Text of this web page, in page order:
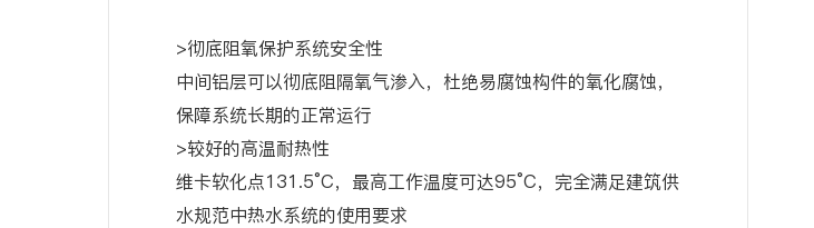
>彻底阻氧保护系统安全性
中间铝层可以彻底阻隔氧气渗入，杜绝易腐蚀构件的氧化腐蚀，
保障系统长期的正常运行
>较好的高温耐热性
维卡软化点131.5°C，最高工作温度可达95°C，完全满足建筑供
水规范中热水系统的使用要求